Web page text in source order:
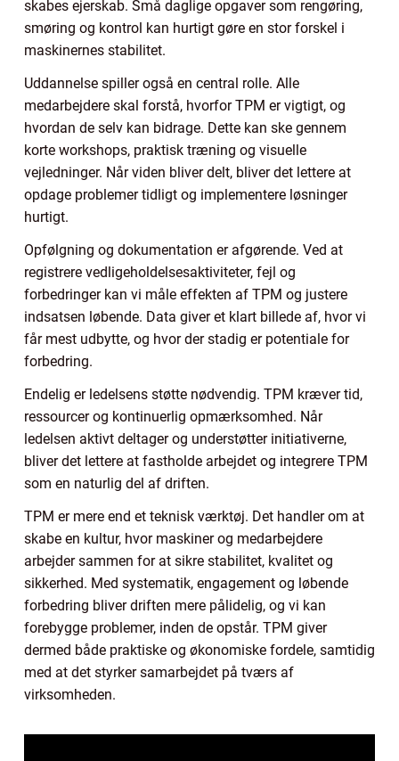
skabes ejerskab. Små daglige opgaver som rengøring,
smøring og kontrol kan hurtigt gøre en stor forskel i
maskinernes stabilitet.
Uddannelse spiller også en central rolle. Alle
medarbejdere skal forstå, hvorfor TPM er vigtigt, og
hvordan de selv kan bidrage. Dette kan ske gennem
korte workshops, praktisk træning og visuelle
vejledninger. Når viden bliver delt, bliver det lettere at
opdage problemer tidligt og implementere løsninger
hurtigt.
Opfølgning og dokumentation er afgørende. Ved at
registrere vedligeholdelsesaktiviteter, fejl og
forbedringer kan vi måle effekten af TPM og justere
indsatsen løbende. Data giver et klart billede af, hvor vi
får mest udbytte, og hvor der stadig er potentiale for
forbedring.
Endelig er ledelsens støtte nødvendig. TPM kræver tid,
ressourcer og kontinuerlig opmærksomhed. Når
ledelsen aktivt deltager og understøtter initiativerne,
bliver det lettere at fastholde arbejdet og integrere TPM
som en naturlig del af driften.
TPM er mere end et teknisk værktøj. Det handler om at
skabe en kultur, hvor maskiner og medarbejdere
arbejder sammen for at sikre stabilitet, kvalitet og
sikkerhed. Med systematik, engagement og løbende
forbedring bliver driften mere pålidelig, og vi kan
forebygge problemer, inden de opstår. TPM giver
dermed både praktiske og økonomiske fordele, samtidig
med at det styrker samarbejdet på tværs af
virksomheden.